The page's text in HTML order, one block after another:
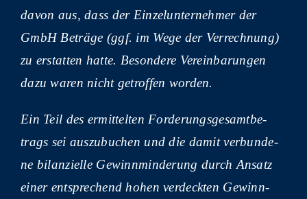
davon aus, dass der Ein­zel­un­ter­neh­mer der
GmbH Beträ­ge (ggf. im Wege der Ver­rech­nung)
zu erstat­ten hat­te. Beson­de­re Ver­ein­ba­run­gen
dazu waren nicht getrof­fen worden.
Ein Teil des ermit­tel­ten For­de­rungs­ge­samt­be­
trags sei aus­zu­bu­chen und die damit ver­bun­de­
ne bilan­zi­el­le Gewinn­min­de­rung durch Ansatz
einer ent­spre­chend hohen ver­deck­ten Gewinn­